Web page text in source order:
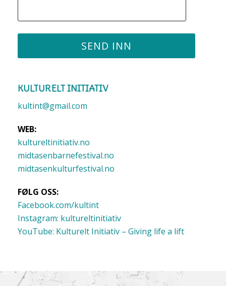
KULTURELT INITIATIV
kultint@gmail.com
WEB:
kultureltinitiativ.no
midtasenbarnefestival.no
midtasenkulturfestival.no
FØLG OSS:
Facebook.com/kultint
Instagram: kultureltinitiativ
YouTube: Kulturelt Initiativ – Giving life a lift